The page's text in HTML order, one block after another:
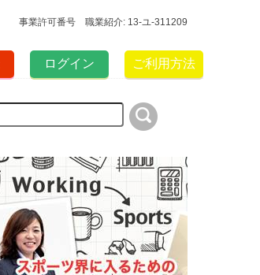
事業許可番号 職業紹介: 13-ユ-311209
ログイン ご利用方法